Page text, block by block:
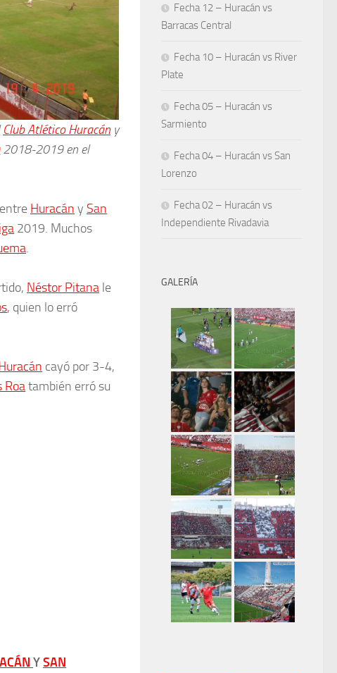
Club Atlético Huracány
2018-2019 en el
Huracán y San
2019. Muchos
.
Néstor Pitana le
, quien lo erró
cayó por 3-4,
Roatambién erró su
YSAN
Fecha 12 – Huracán vs
Barracas Central
Fecha 10 – Huracán vs River
Plate
Fecha 05 – Huracán vs
Sarmiento
Fecha 04 – Huracán vs San
Lorenzo
Fecha 02 – Huracán vs
Independiente Rivadavia
GALERÍA